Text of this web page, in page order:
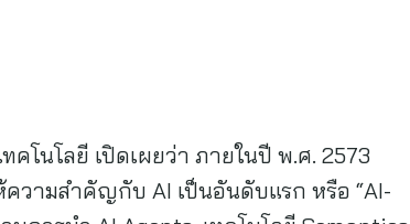
โนโลยี เปิดเผยว่า ภายในปี พ.ศ. 2573
ความสำคัญกับ AI เป็นอันดับแรก หรือ “AI-